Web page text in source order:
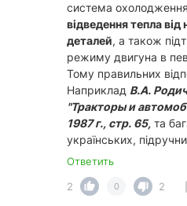
система
відведення тепла від
деталей, а також
режиму двигуна в
Тому правильних
Наприклад В.А.
"Тракторы и
1987 г., стр. 65, та
українських,
Ответить
2
0 2